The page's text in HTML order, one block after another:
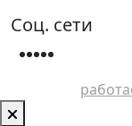
Соц. сети